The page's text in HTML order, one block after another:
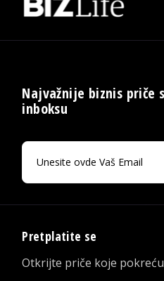
Najvažnije biznis priče
inboksu
Pretplatite se
Otkrijte priče koje